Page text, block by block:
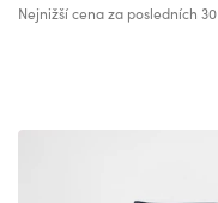
Nejnižší cena za posledních